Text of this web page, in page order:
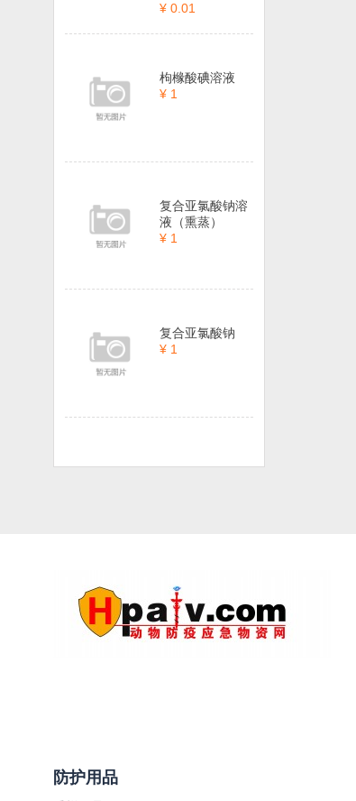
¥ 0.01
枸橼酸碘溶液
¥ 1
复合亚氯酸钠溶
液（熏蒸）
¥ 1
复合亚氯酸钠
¥ 1
防护用品